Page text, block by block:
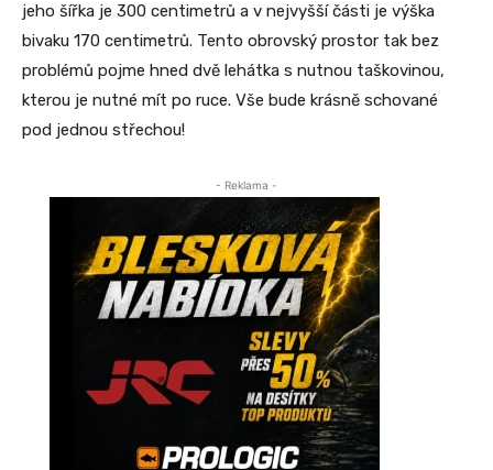
jeho šířka je 300 centimetrů a v nejvyšší části je výška
bivaku 170 centimetrů. Tento obrovský prostor tak bez
problémů pojme hned dvě lehátka s nutnou taškovinou,
kterou je nutné mít po ruce. Vše bude krásně schované
pod jednou střechou!
- Reklama -